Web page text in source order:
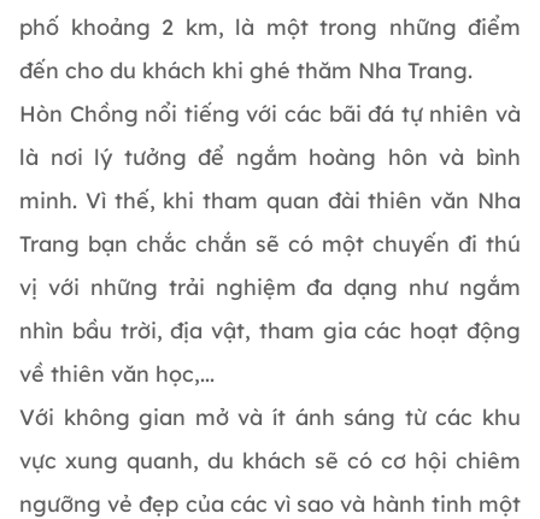
phố khoảng 2 km, là một trong những điểm
đến cho du khách khi ghé thăm Nha Trang.
Hòn Chồng nổi tiếng với các bãi đá tự nhiên và
là nơi lý tưởng để ngắm hoàng hôn và bình
minh. Vì thế, khi tham quan đài thiên văn Nha
Trang bạn chắc chắn sẽ có một chuyến đi thú
vị với những trải nghiệm đa dạng như ngắm
nhìn bầu trời, địa vật, tham gia các hoạt động
về thiên văn học,...
Với không gian mở và ít ánh sáng từ các khu
vực xung quanh, du khách sẽ có cơ hội chiêm
ngưỡng vẻ đẹp của các vì sao và hành tinh một